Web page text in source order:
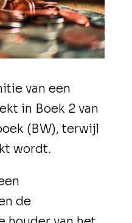
van een
in Boek 2 van
(BW), terwijl
wordt.
de